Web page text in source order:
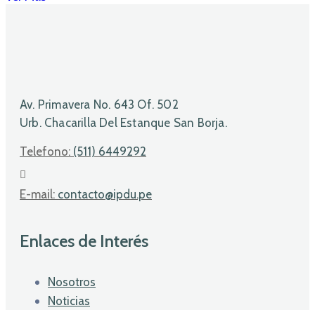
Av. Primavera No. 643 Of. 502
Urb. Chacarilla Del Estanque San Borja.
Telefono: (511) 6449292
E-mail: contacto@ipdu.pe
Enlaces de Interés
Nosotros
Noticias